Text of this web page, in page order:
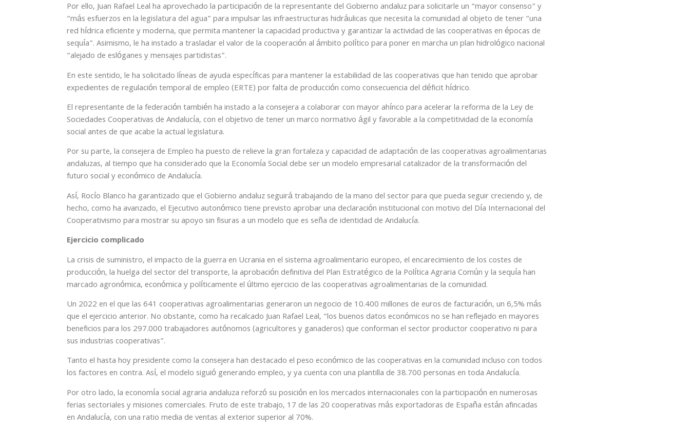
Por ello, Juan Rafael Leal ha aprovechado la participación de la representante del Gobierno andaluz para solicitarle un “mayor consenso” y
“más esfuerzos en la legislatura del agua” para impulsar las infraestructuras hidráulicas que necesita la comunidad al objeto de tener “una
red hídrica eficiente y moderna, que permita mantener la capacidad productiva y garantizar la actividad de las cooperativas en épocas de
sequía”. Asimismo, le ha instado a trasladar el valor de la cooperación al ámbito político para poner en marcha un plan hidrológico nacional
“alejado de eslóganes y mensajes partidistas”.
En este sentido, le ha solicitado líneas de ayuda específicas para mantener la estabilidad de las cooperativas que han tenido que aprobar
expedientes de regulación temporal de empleo (ERTE) por falta de producción como consecuencia del déficit hídrico.
El representante de la federación también ha instado a la consejera a colaborar con mayor ahínco para acelerar la reforma de la Ley de
Sociedades Cooperativas de Andalucía, con el objetivo de tener un marco normativo ágil y favorable a la competitividad de la economía
social antes de que acabe la actual legislatura.
Por su parte, la consejera de Empleo ha puesto de relieve la gran fortaleza y capacidad de adaptación de las cooperativas agroalimentarias
andaluzas, al tiempo que ha considerado que la Economía Social debe ser un modelo empresarial catalizador de la transformación del
futuro social y económico de Andalucía.
Así, Rocío Blanco ha garantizado que el Gobierno andaluz seguirá trabajando de la mano del sector para que pueda seguir creciendo y, de
hecho, como ha avanzado, el Ejecutivo autonómico tiene previsto aprobar una declaración institucional con motivo del Día Internacional del
Cooperativismo para mostrar su apoyo sin fisuras a un modelo que es seña de identidad de Andalucía.
Ejercicio complicado
La crisis de suministro, el impacto de la guerra en Ucrania en el sistema agroalimentario europeo, el encarecimiento de los costes de
producción, la huelga del sector del transporte, la aprobación definitiva del Plan Estratégico de la Política Agraria Común y la sequía han
marcado agronómica, económica y políticamente el último ejercicio de las cooperativas agroalimentarias de la comunidad.
Un 2022 en el que las 641 cooperativas agroalimentarias generaron un negocio de 10.400 millones de euros de facturación, un 6,5% más
que el ejercicio anterior. No obstante, como ha recalcado Juan Rafael Leal, “los buenos datos económicos no se han reflejado en mayores
beneficios para los 297.000 trabajadores autónomos (agricultores y ganaderos) que conforman el sector productor cooperativo ni para
sus industrias cooperativas”.
Tanto el hasta hoy presidente como la consejera han destacado el peso económico de las cooperativas en la comunidad incluso con todos
los factores en contra. Así, el modelo siguió generando empleo, y ya cuenta con una plantilla de 38.700 personas en toda Andalucía.
Por otro lado, la economía social agraria andaluza reforzó su posición en los mercados internacionales con la participación en numerosas
ferias sectoriales y misiones comerciales. Fruto de este trabajo, 17 de las 20 cooperativas más exportadoras de España están afincadas
en Andalucía, con una ratio media de ventas al exterior superior al 70%.